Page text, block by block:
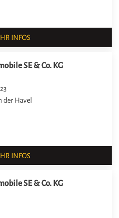
INFOS
SE & Co. KG
der Havel
INFOS
SE & Co. KG